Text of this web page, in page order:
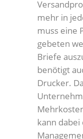
mehr in
muss eine
gebeten
Briefe
benötigt
Drucker.
kann